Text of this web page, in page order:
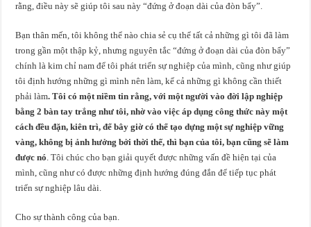
rằng, điều này sẽ giúp tôi sau này “đứng ở đoạn dài của đòn bẩy”.
Bạn thân mến, tôi không thể nào chia sẻ cụ thể tất cả những gì tôi đã làm
trong gần một thập kỷ, nhưng nguyên tắc “đứng ở đoạn dài của đòn bẩy”
chính là kim chỉ nam để tôi phát triển sự nghiệp của mình, cũng như giúp
tôi định hướng những gì mình nên làm, kể cả những gì không cần thiết
phải làm. Tôi có một niềm tin rằng, với một người vào đời lập nghiệp
bằng 2 bàn tay trắng như tôi, nhờ vào việc áp dụng công thức này một
cách đều đặn, kiên trì, để bây giờ có thể tạo dựng một sự nghiệp vững
vàng, không bị ảnh hưởng bởi thời thế, thì bạn của tôi, bạn cũng sẽ làm
được nó. Tôi chúc cho bạn giải quyết được những vấn đề hiện tại của
mình, cũng như có được những định hướng đúng đắn để tiếp tục phát
triển sự nghiệp lâu dài.
Cho sự thành công của bạn.